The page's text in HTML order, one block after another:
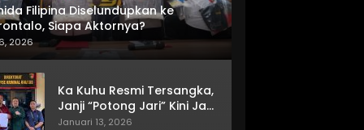
Filipina Diselundupkan ke
Siapa Aktornya?
2026
Ka Kuhu Resmi Tersangka,
Janji “Potong Jari” Kini Jadi
Bumerang
Januari 13, 2026